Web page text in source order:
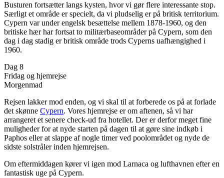
Busturen fortsætter langs kysten, hvor vi gør flere interessante stop.
Særligt et område er specielt, da vi pludselig er på britisk territorium.
Cypern var under engelsk besættelse mellem 1878-1960, og den
britiske hær har fortsat to militærbaseområder på Cypern, som den
dag i dag stadig er britisk område trods Cyperns uafhængighed i
1960.
Dag 8
Fridag og hjemrejse
Morgenmad
Rejsen lakker mod enden, og vi skal til at forberede os på at forlade
det skønne Cypern. Vores hjemrejse er om aftenen, så vi har
arrangeret et senere check-ud fra hotellet. Der er derfor meget fine
muligheder for at nyde starten på dagen til at gøre sine indkøb i
Paphos eller at slappe af nogle timer ved poolområdet og nyde de
sidste solstråler inden hjemrejsen.
Om eftermiddagen kører vi igen mod Larnaca og lufthavnen efter en
fantastisk uge på Cypern.